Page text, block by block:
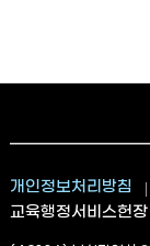
개인정보처리방침
교육행정서비스헌장